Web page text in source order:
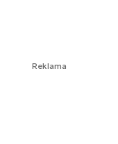
Reklama